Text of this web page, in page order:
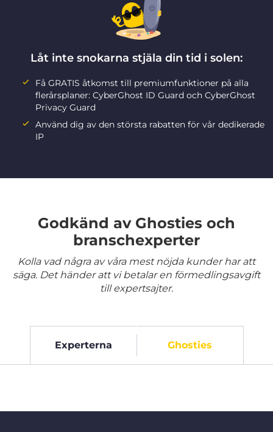
Låt inte snokarna stjäla din tid i solen:
Få GRATIS åtkomst till premiumfunktioner på alla
flerårsplaner: CyberGhost ID Guard och CyberGhost
Privacy Guard
Använd dig av den största rabatten för vår dedikerade
IP
Godkänd av Ghosties och
branschexperter
Kolla vad några av våra mest nöjda kunder har att
säga. Det händer att vi betalar en förmedlingsavgift
till expertsajter.
Experterna Ghosties